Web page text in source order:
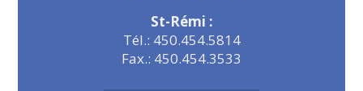
St-Rémi :
Tél.: 450.454.5814
Fax.: 450.454.3533